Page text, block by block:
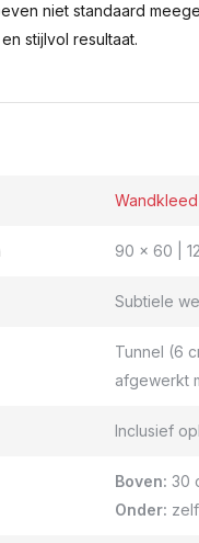
niet standaard
stijlvol resultaat.
Wandkleed
90 x 60 |
Subtiele
Tunnel (6
afgewerkt
Inclusief
Boven: 30
Onder: